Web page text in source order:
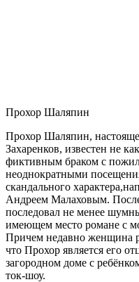
Прохор Шаляпин
Прохор Шаляпин,
Захаренков, известен не
фиктивным браком с
неоднократными
скандального
Андреем Малаховым.
последовал не менее
имеющем место романе с
Причем недавно женщина
что Прохор является его
загородном доме с
ток-шоу.